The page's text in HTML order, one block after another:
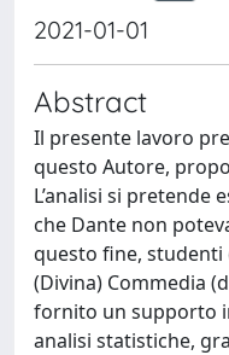
2021-01-01
Abstract
Il presente lavoro
questo Autore,
L’analisi si
che Dante non
questo fine, studenti
(Divina) Commedia
fornito un supporto
analisi statistiche,